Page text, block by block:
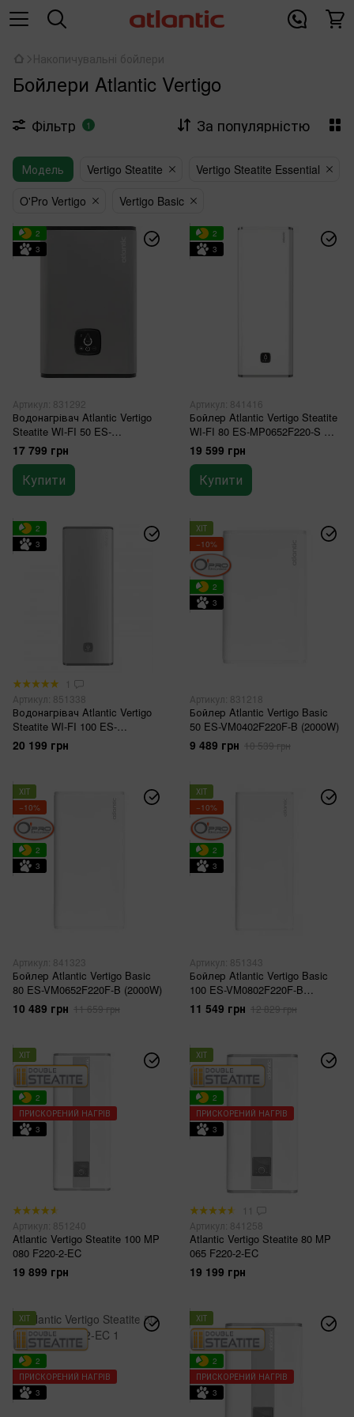
Накопичувальні бойлери
Бойлери Atlantic Vertigo
Фільтр 1 За популярністю
Модель Vertigo Steatite
Vertigo Steatite Essential
O'Pro Vertigo
Vertigo Basic
2
3
Артикул: 831292
Водонагрівач Atlantic Vertigo
Steatite WI-FI 50 ES-
MP0402F220-S WD (2250W)
silver
17 799 грн
Купити
2
3
Артикул: 841416
Бойлер Atlantic Vertigo Steatite
WI-FI 80 ES-MP0652F220-S WD
(2250W) white
19 599 грн
Купити
2
3
1
Артикул: 851338
Водонагрівач Atlantic Vertigo
Steatite WI-FI 100 ES-
MP0802F220-S WD (2250W)
silver
20 199 грн
ХІТ
−10%
2
3
Артикул: 831218
Бойлер Atlantic Vertigo Basic
50 ES-VM0402F220F-B (2000W)
9 489 грн 10 539 грн
ХІТ
−10%
2
3
Артикул: 841323
Бойлер Atlantic Vertigo Basic
80 ES-VM0652F220F-B (2000W)
10 489 грн 11 659 грн
ХІТ
−10%
2
3
Артикул: 851343
Бойлер Atlantic Vertigo Basic
100 ES-VM0802F220F-B
(2000W)
11 549 грн 12 829 грн
ХІТ
2
ПРИСКОРЕНИЙ НАГРІВ
3
Артикул: 851240
Atlantic Vertigo Steatite 100 MP
080 F220-2-EC
19 899 грн
ХІТ
2
ПРИСКОРЕНИЙ НАГРІВ
3
11
Артикул: 841258
Atlantic Vertigo Steatite 80 MP
065 F220-2-EC
19 199 грн
ХІТ
2
ПРИСКОРЕНИЙ НАГРІВ
3
ХІТ
2
ПРИСКОРЕНИЙ НАГРІВ
3